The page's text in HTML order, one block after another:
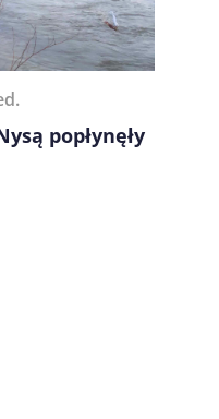
popłynęły